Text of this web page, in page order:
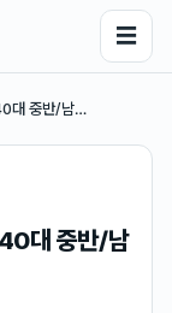
☰
대 중반/남…
대 중반/남